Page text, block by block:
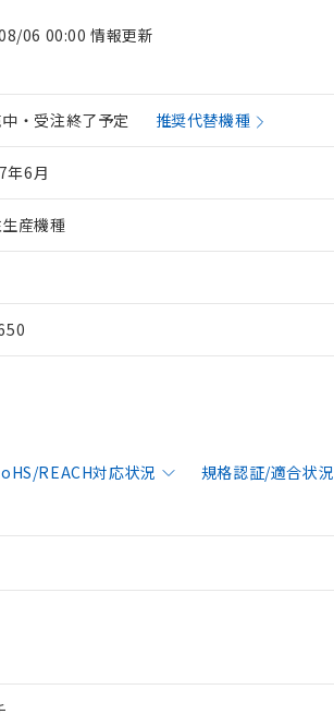
06 00:00 情報更新
・受注終了予定 推奨代替機種
年6月
産機種
REACH対応状況 規格認証/適合状況